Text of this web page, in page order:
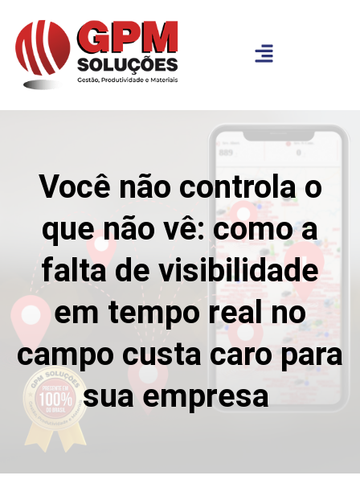
Você não controla o
que não vê: como a
falta de visibilidade
em tempo real no
campo custa caro para
sua empresa